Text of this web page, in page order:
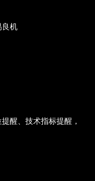
良机
醒、技术指标提醒，